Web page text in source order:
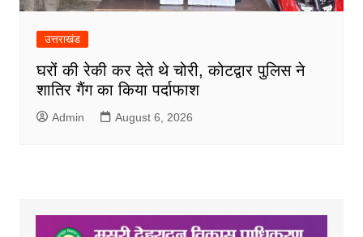
उत्तराखंड
घरों की रेकी कर देते थे चोरी, कोटद्वार पुलिस ने
शातिर गैंग का किया पर्दाफाश
Admin August 6, 2026